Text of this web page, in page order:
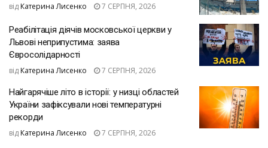
від Катерина Лисенко 7 СЕРПНЯ, 2026
Реабілітація діячів московської церкви у
Львові неприпустима: заява
Євросолідарності
від Катерина Лисенко 7 СЕРПНЯ, 2026
Найгарячіше літо в історії: у низці областей
України зафіксували нові температурні
рекорди
від Катерина Лисенко 7 СЕРПНЯ, 2026